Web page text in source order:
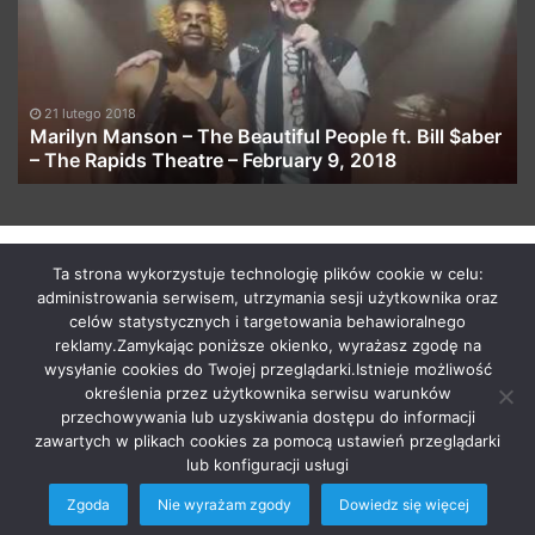
The
Bill
$aber
The
February
21 lutego 2018
Marilyn Manson – The Beautiful People ft. Bill $aber
– The Rapids Theatre – February 9, 2018
by macabrismix 2019
Pranie Tapicerki /Myjnia Samochodowa/ Who is the killer
Hosting Stron WWW Racibórz/Przewozy Międzynarodowe
Krawcowa Szwalnia/Meble Racibórz
START
Newsy Z Fejsa
Newsy Z Klubów
Nowości Z Youtuba
Soundcloud Nadaje
Imprezy Koncert
Festiwale
KONTAKT
Ta strona wykorzystuje technologię plików cookie w celu:
administrowania serwisem, utrzymania sesji użytkownika oraz
celów statystycznych i targetowania behawioralnego
reklamy.Zamykając poniższe okienko, wyrażasz zgodę na
wysyłanie cookies do Twojej przeglądarki.Istnieje możliwość
określenia przez użytkownika serwisu warunków
przechowywania lub uzyskiwania dostępu do informacji
zawartych w plikach cookies za pomocą ustawień przeglądarki
lub konfiguracji usługi
Zgoda Nie wyrażam zgody Dowiedz się więcej